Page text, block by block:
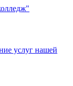
услуг нашей